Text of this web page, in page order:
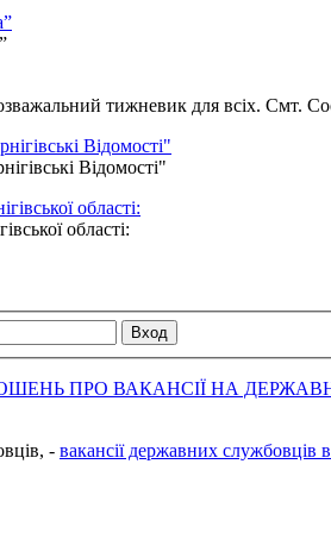
тижневик для всіх. Смт.
Відомості"
Відомості"
області:
області:
ПРО ВАКАНСІЇ НА
- вакансії державних службовців